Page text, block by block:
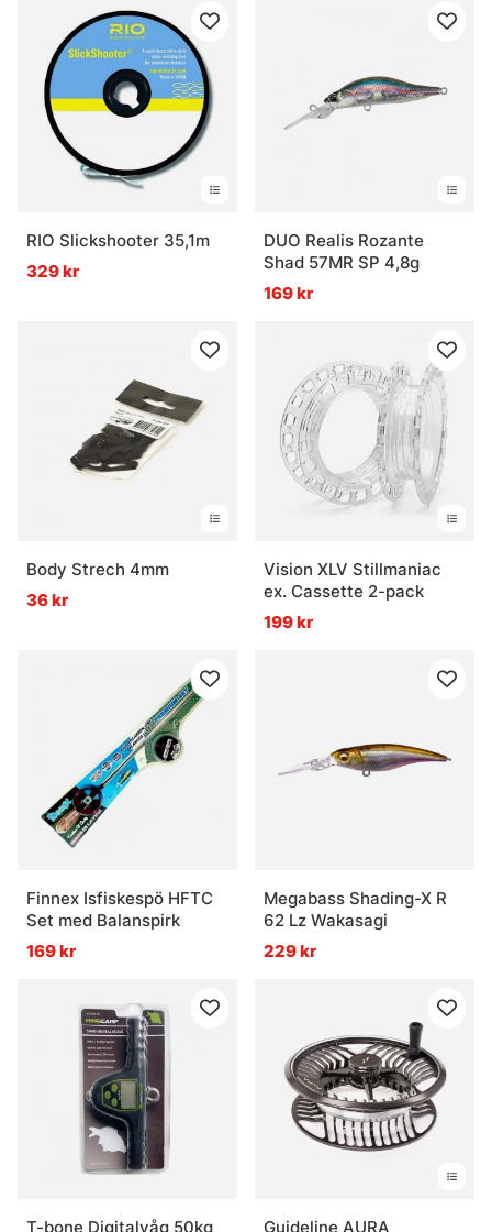
RIO Slickshooter 35,1m
329 kr
DUO Realis Rozante
Shad 57MR SP 4,8g
169 kr
Body Strech 4mm
36 kr
Vision XLV Stillmaniac
ex. Cassette 2-pack
199 kr
Finnex Isfiskespö HFTC
Set med Balanspirk
169 kr
Megabass Shading-X R
62 Lz Wakasagi
229 kr
T-bone Digitalvåg 50kg Guideline AURA